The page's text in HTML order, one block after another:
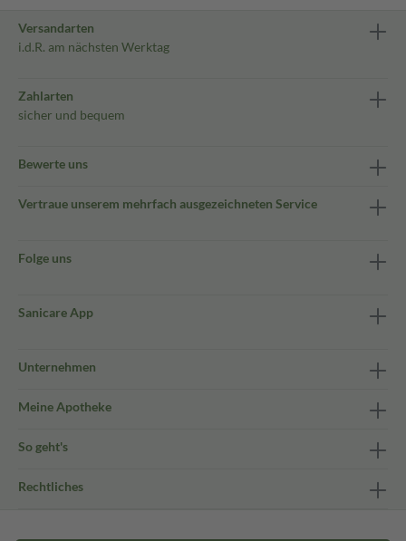
Versandarten
i.d.R. am nächsten Werktag
Zahlarten
sicher und bequem
Bewerte uns
Vertraue unserem mehrfach ausgezeichneten Service
Folge uns
Sanicare App
Unternehmen
Meine Apotheke
So geht's
Rechtliches